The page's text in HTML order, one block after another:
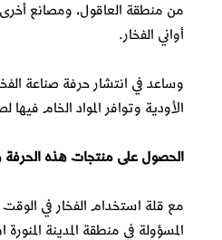
من منطقة العاقول، ومصانع
أواني الفخار.
وساعد في انتشار حرفة صناعة
الأودية وتوافر المواد الخام فيها
الحصول على منتجات هذه الحرفة
مع قلة استخدام الفخار في الوقت
المسؤولة في منطقة المدينة